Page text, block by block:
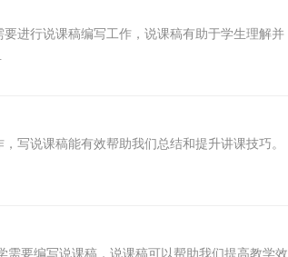
进行说课稿编写工作，说课稿有助于学生理解并
写说课稿能有效帮助我们总结和提升讲课技巧。
需要编写说课稿，说课稿可以帮助我们提高教学效